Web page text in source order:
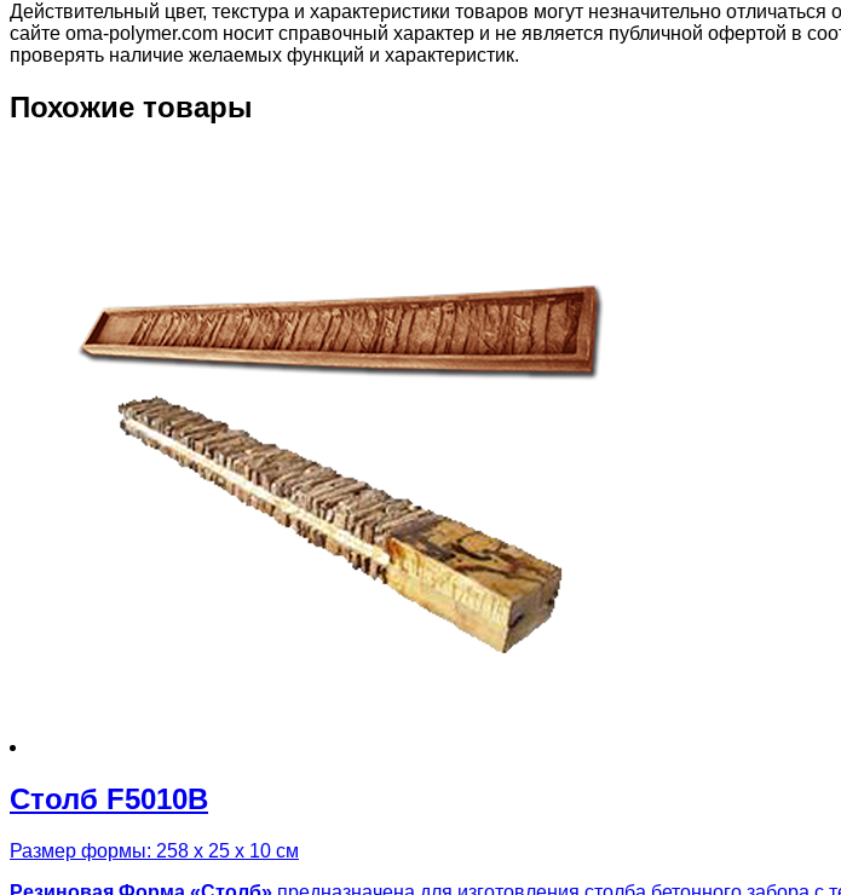
Действительный цвет, текстура и характеристики товаров могут незначительно
сайте oma-polymer.com носит справочный характер и не является публичной офертой в
проверять наличие желаемых функций и характеристик.
Похожие товары
Столб F5010B
Размер формы: 258 х 25 х 10 см